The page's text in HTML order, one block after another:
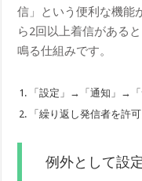
信」という便利な機能
ら2回以上着信がある
鳴る仕組みです。
「設定」→「通知」→
「繰り返し発信者を許
例外として設